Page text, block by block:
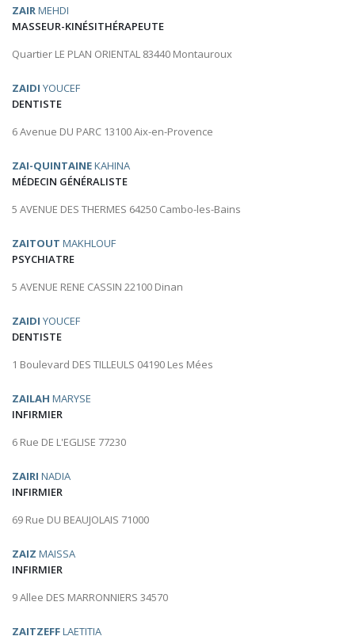
ZAIRMEHDI
MASSEUR-KINÉSITHÉRAPEUTE
Quartier LE PLAN ORIENTAL 83440 Montauroux
ZAIDI YOUCEF
DENTISTE
6 Avenue DU PARC 13100 Aix-en-Provence
ZAI-QUINTAINEKAHINA
MÉDECIN GÉNÉRALISTE
5 AVENUE DES THERMES 64250 Cambo-les-Bains
ZAITOUT MAKHLOUF
PSYCHIATRE
5 AVENUE RENE CASSIN 22100 Dinan
ZAIDI YOUCEF
DENTISTE
1 Boulevard DES TILLEULS 04190 Les Mées
ZAILAH MARYSE
INFIRMIER
6 Rue DE L'EGLISE 77230
ZAIRI NADIA
INFIRMIER
69 Rue DU BEAUJOLAIS 71000
ZAIZ MAISSA
INFIRMIER
9 Allee DES MARRONNIERS 34570
ZAITZEFFLAETITIA